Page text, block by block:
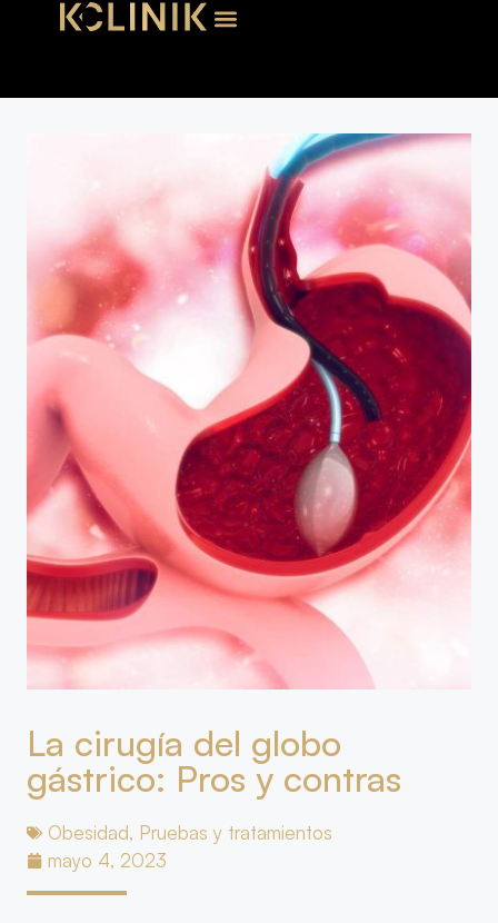
La cirugía del globo
gástrico: Pros y contras
Obesidad, Pruebas y tratamientos
mayo 4, 2023